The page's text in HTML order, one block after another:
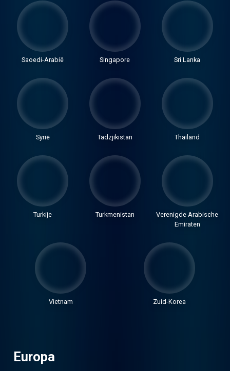
Saoedi-Arabië Singapore Sri Lanka
Syrië Tadzjikistan Thailand
Turkije Turkmenistan
Verenigde Arabische
Emiraten
Vietnam Zuid-Korea
Europa